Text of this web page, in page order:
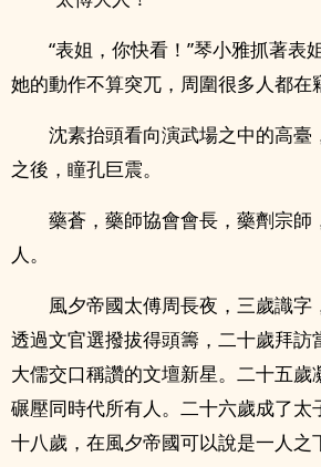
“表姐，你快看！”琴小雅抓著表
她的動作不算突兀，周圍很多人都在
沈素抬頭看向演武場之中的高臺
之後，瞳孔巨震。
藥蒼，藥師協會會長，藥劑宗師
人。
風夕帝國太傅周長夜，三歲識字
透過文官選撥拔得頭籌，二十歲拜訪
大儒交口稱讚的文壇新星。二十五歲
碾壓同時代所有人。二十六歲成了太
十八歲，在風夕帝國可以說是一人之